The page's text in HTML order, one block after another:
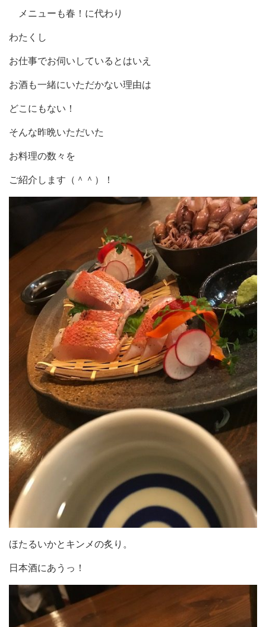
メニューも春！に代わり
わたくし
お仕事でお伺いしているとはいえ
お酒も一緒にいただかない理由は
どこにもない！
そんな昨晩いただいた
お料理の数々を
ご紹介します（＾＾）！
ほたるいかとキンメの炙り。
日本酒にあうっ！